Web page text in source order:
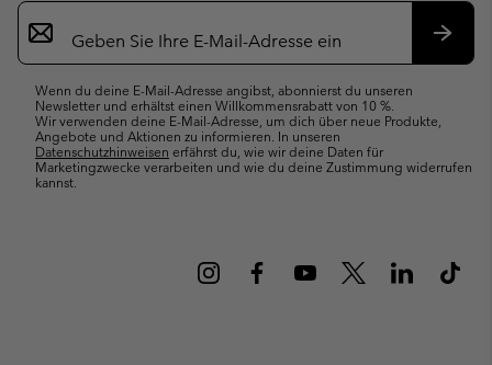
Newsletter-
Anmeldung
Wenn du deine E-Mail-Adresse angibst, abonnierst du unseren
Newsletter und erhältst einen Willkommensrabatt von 10 %.
Wir verwenden deine E-Mail-Adresse, um dich über neue Produkte,
Angebote und Aktionen zu informieren. In unseren
Datenschutzhinweisen erfährst du, wie wir deine Daten für
Marketingzwecke verarbeiten und wie du deine Zustimmung widerrufen
kannst.